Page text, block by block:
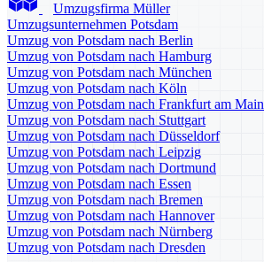
Umzugsfirma Müller
Umzugsunternehmen Potsdam
Umzug von Potsdam nach Berlin
Umzug von Potsdam nach Hamburg
Umzug von Potsdam nach München
Umzug von Potsdam nach Köln
Umzug von Potsdam nach Frankfurt am Main
Umzug von Potsdam nach Stuttgart
Umzug von Potsdam nach Düsseldorf
Umzug von Potsdam nach Leipzig
Umzug von Potsdam nach Dortmund
Umzug von Potsdam nach Essen
Umzug von Potsdam nach Bremen
Umzug von Potsdam nach Hannover
Umzug von Potsdam nach Nürnberg
Umzug von Potsdam nach Dresden